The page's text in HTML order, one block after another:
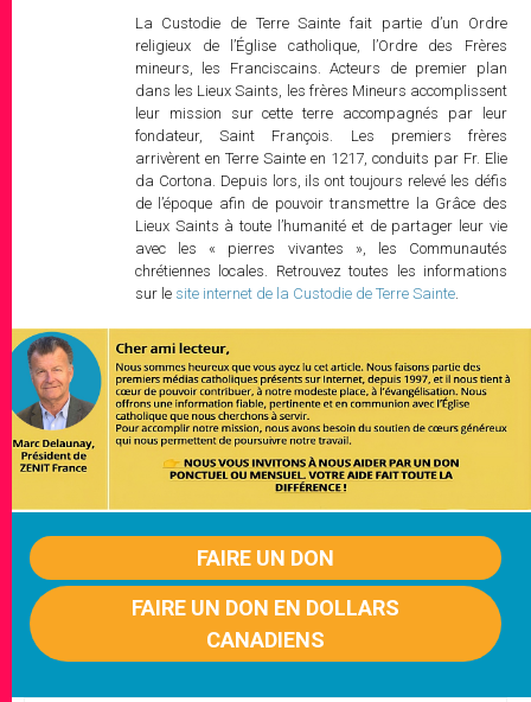
La Custodie de Terre Sainte fait partie d’un Ordre
religieux de l’Église catholique, l’Ordre des Frères
mineurs, les Franciscains. Acteurs de premier plan
dans les Lieux Saints, les frères Mineurs accomplissent
leur mission sur cette terre accompagnés par leur
fondateur, Saint François. Les premiers frères
arrivèrent en Terre Sainte en 1217, conduits par Fr. Elie
da Cortona. Depuis lors, ils ont toujours relevé les défis
de l’époque afin de pouvoir transmettre la Grâce des
Lieux Saints à toute l’humanité et de partager leur vie
avec les « pierres vivantes », les Communautés
chrétiennes locales. Retrouvez toutes les informations
sur le site internet de la Custodie de Terre Sainte.
FAIRE UN DON
FAIRE UN DON EN DOLLARS
CANADIENS